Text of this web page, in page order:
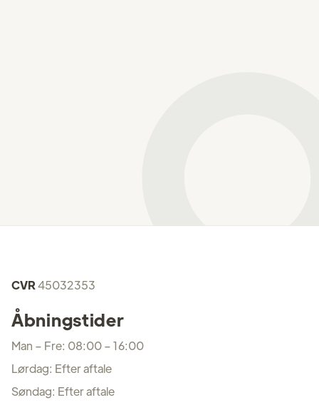
CVR45032353
Åbningstider
Man – Fre: 08:00 – 16:00
Lørdag: Efter aftale
Søndag: Efter aftale